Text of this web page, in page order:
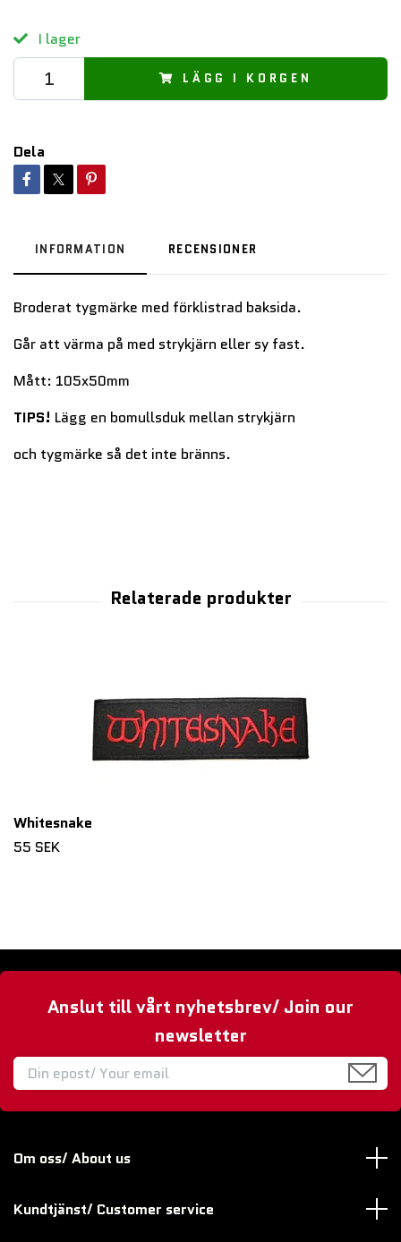
I lager
LÄGG I KORGEN
Dela
INFORMATION RECENSIONER
Broderat tygmärke med förklistrad baksida.
Går att värma på med strykjärn eller sy fast.
Mått: 105x50mm
TIPS! Lägg en bomullsduk mellan strykjärn
och tygmärke så det inte bränns.
Whitesnake
55 SEK
Anslut till vårt nyhetsbrev/ Join our
newsletter
Om oss/ About us
Kundtjänst/ Customer service